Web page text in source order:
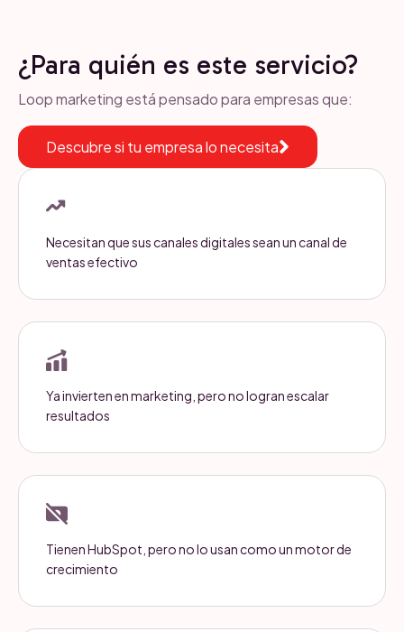
¿Para quién es este servicio?
Loop marketing está pensado para empresas que:
Descubre si tu empresa lo necesita
Necesitan que sus canales digitales sean un canal de
ventas efectivo
Ya invierten en marketing, pero no logran escalar
resultados
Tienen HubSpot, pero no lo usan como un motor de
crecimiento